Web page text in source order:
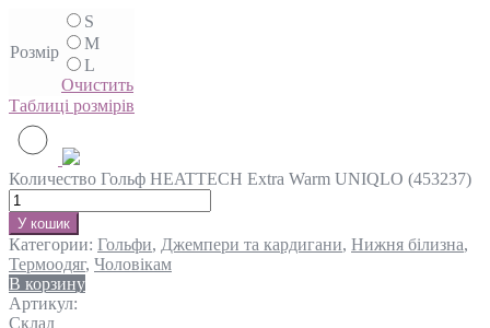
Розмір
S
M
L
Очистить
Таблиці розмірів
Количество Гольф HEATTECH Extra Warm UNIQLO (453237)
У кошик
Категории: Гольфи, Джемпери та кардигани, Нижня білизна,
Термоодяг, Чоловікам
В корзину
Артикул:
Склад